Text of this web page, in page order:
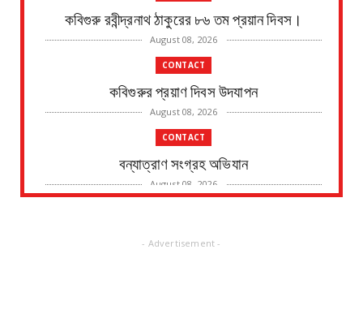
কবিগুরু রবীন্দ্রনাথ ঠাকুরের ৮৬ তম প্রয়ান দিবস।
August 08, 2026
CONTACT
কবিগুরুর প্রয়াণ দিবস উদযাপন
August 08, 2026
CONTACT
বন্যাত্রাণ সংগ্রহ অভিযান
August 08, 2026
নদীর পাড় থেকে এক ব্যক্তির মৃতদেহ উদ্ধারের ঘটনায়
চাঞ্চল্য
- Advertisement -